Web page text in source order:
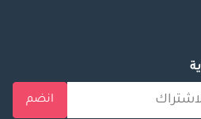
انضم